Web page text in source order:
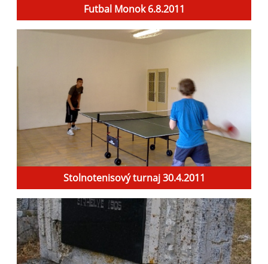
Futbal Monok 6.8.2011
Stolnotenisový turnaj 30.4.2011